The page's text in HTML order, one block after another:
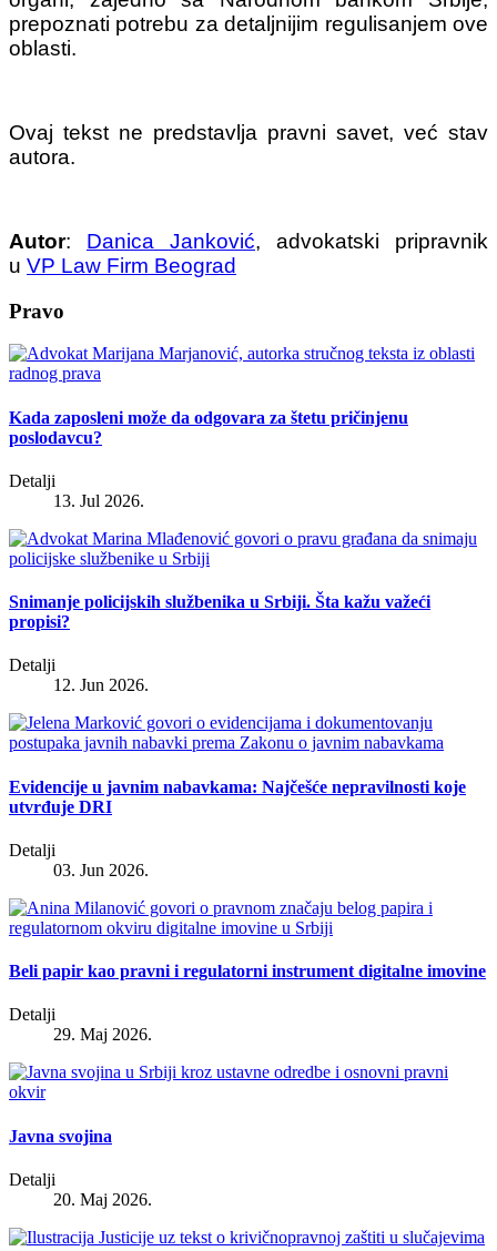
prepoznati potrebu za detaljnijim regulisanjem ove
oblasti.
Ovaj tekst ne predstavlja pravni savet, već stav
autora.
Autor: Danica Janković, advokatski pripravnik
u VP Law Firm Beograd
Pravo
Kada zaposleni može da odgovara za štetu pričinjenu
poslodavcu?
Detalji
13. Jul 2026.
Snimanje policijskih službenika u Srbiji. Šta kažu važeći
propisi?
Detalji
12. Jun 2026.
Evidencije u javnim nabavkama: Najčešće nepravilnosti koje
utvrđuje DRI
Detalji
03. Jun 2026.
Beli papir kao pravni i regulatorni instrument digitalne imovine
Detalji
29. Maj 2026.
Javna svojina
Detalji
20. Maj 2026.